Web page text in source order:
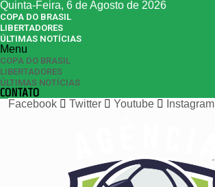
Quinta-Feira, 6 de Agosto de 2026
COPA DO BRASIL
LIBERTADORES
ÚLTIMAS NOTÍCIAS
Menu
COPA DO BRASIL
LIBERTADORES
ÚLTIMAS NOTÍCIAS
CONTATO
Facebook
Twitter Youtube Instagram